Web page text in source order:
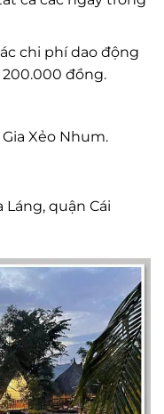
chi phí dao động
đồng.
Xẻo Nhum.
quận Cái